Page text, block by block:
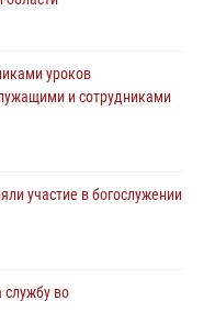
полномочного
Кузнецовым
в ведомстве
уроков
и сотрудниками
участие в богослужении
службу во